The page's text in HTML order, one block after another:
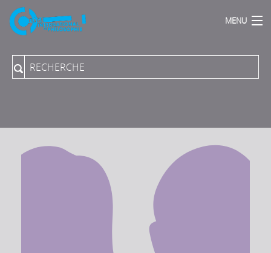
MENU
Qui sommes Nous ?
Collection du Collège aux PUPN